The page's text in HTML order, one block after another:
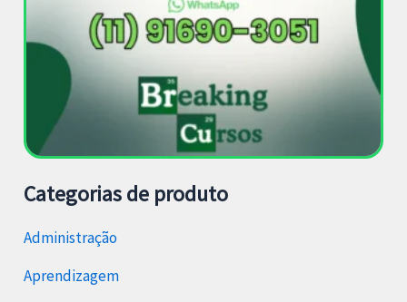
Categorias de produto
Administração
Aprendizagem